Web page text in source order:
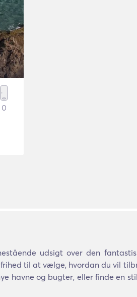
0
udsigt over den
til at vælge, hvordan du vil
havne og bugter, eller finde en